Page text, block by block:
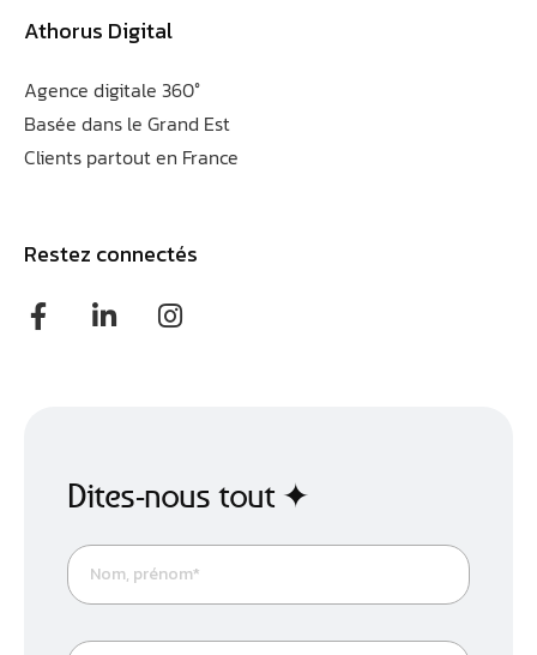
Athorus Digital
Agence digitale 360°
Basée dans le Grand Est
Clients partout en France
Restez connectés
Dites-nous tout ✦
Athobot